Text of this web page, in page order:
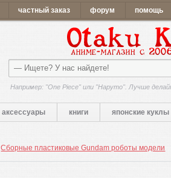
частный заказ форум помощь
Например: "One Piece" или "Наруто". Лучше
аксессуары книги японские куклы
Сборные пластиковые Gundam роботы модели